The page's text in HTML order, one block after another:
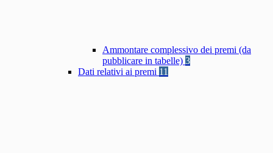
Ammontare complessivo dei premi (da
pubblicare in tabelle) 3
Dati relativi ai premi 11